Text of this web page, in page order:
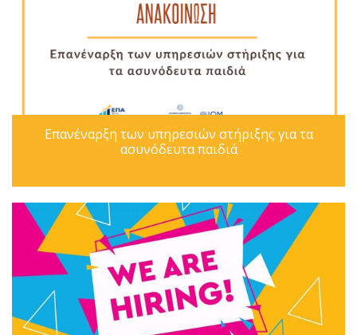
Επανέναρξη των υπηρεσιών στήριξης για τα
ασυνόδευτα παιδιά